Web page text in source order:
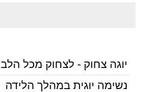
יוגה צחוק - לצחוק מכל הלב
נשימה יוגית במהלך הלידה